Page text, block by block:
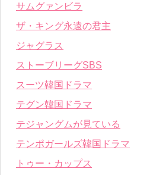
サムグァンビラ
ザ・キング永遠の君主
ジャグラス
ストーブリーグSBS
スーツ韓国ドラマ
テグン韓国ドラマ
テジャングムが見ている
テンポガールズ韓国ドラマ
トゥー・カップス